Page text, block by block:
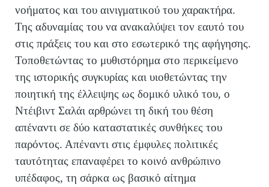
νοήματος και του αινιγματικού του χαρακτήρα.
Της αδυναμίας του να ανακαλύψει τον εαυτό του
στις πράξεις του και στο εσωτερικό της αφήγησης.
Τοποθετώντας το μυθιστόρημα στο περικείμενο
της ιστορικής συγκυρίας και υιοθετώντας την
ποιητική της έλλειψης ως δομικό υλικό του, ο
Ντέιβιντ Σαλάι αρθρώνει τη δική του θέση
απέναντι σε δύο καταστατικές συνθήκες του
παρόντος. Απέναντι στις έμφυλες πολιτικές
ταυτότητας επαναφέρει το κοινό ανθρώπινο
υπέδαφος, τη σάρκα ως βασικό αίτημα